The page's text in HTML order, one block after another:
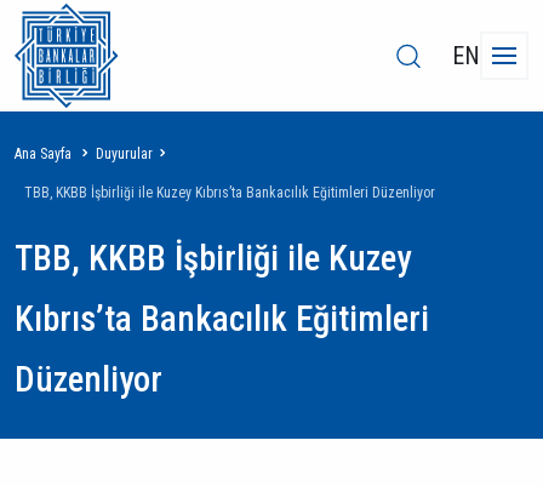
EN
Sayfa
yolu
Ana Sayfa Duyurular
TBB, KKBB İşbirliği ile Kuzey Kıbrıs’ta Bankacılık Eğitimleri Düzenliyor
TBB, KKBB İşbirliği ile Kuzey
Kıbrıs’ta Bankacılık Eğitimleri
Düzenliyor